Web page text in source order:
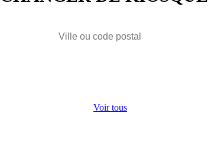
Voir tous